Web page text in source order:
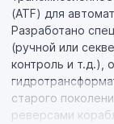
(ATF) для
Разработано
(ручной или
контроль и т.д.),
старого
реверсами